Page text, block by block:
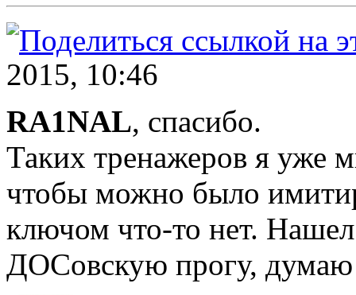
2015, 10:46
RA1NAL, спасибо.
Таких тренажеров я уже
чтобы можно было
ключом что-то нет.
ДОСовскую прогу, думаю